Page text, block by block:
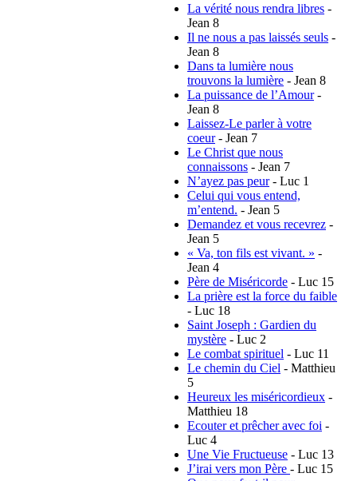
La vérité nous rendra libres -
Jean 8
Il ne nous a pas laissés seuls -
Jean 8
Dans ta lumière nous
trouvons la lumière - Jean 8
La puissance de l’Amour-
Jean 8
Laissez-Le parler à votre
coeur- Jean 7
Le Christ que nous
connaissons - Jean 7
N’ayez pas peur- Luc 1
Celui qui vous entend,
m’entend. - Jean 5
Demandez et vous recevrez -
Jean 5
« Va, ton fils est vivant. » -
Jean 4
Père de Miséricorde - Luc 15
La prière est la force du faible
- Luc 18
Saint Joseph : Gardien du
mystère - Luc 2
Le combat spirituel - Luc 11
Le chemin du Ciel - Matthieu
5
Heureux les miséricordieux -
Matthieu 18
Ecouter et prêcher avec foi -
Luc 4
Une Vie Fructueuse - Luc 13
J’irai vers mon Père - Luc 15